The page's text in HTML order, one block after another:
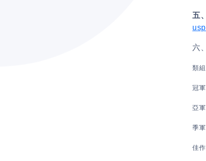
五、
六、
類組
冠軍
亞軍
季軍
佳作